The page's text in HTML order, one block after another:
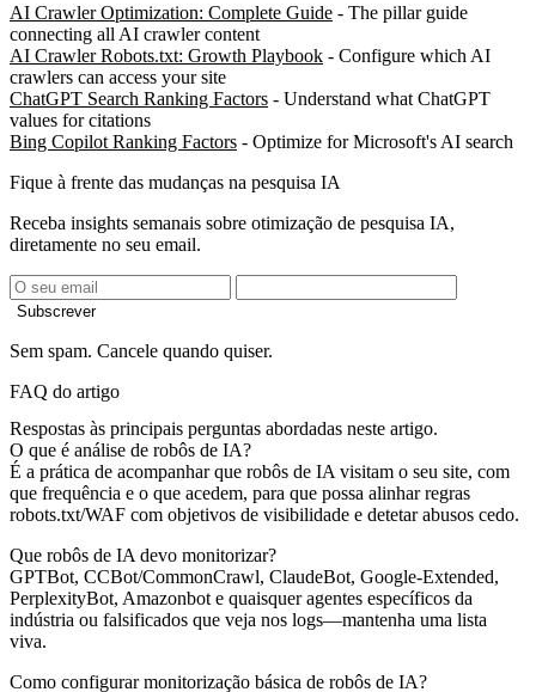
AI Crawler Optimization: Complete Guide - The pillar guide
connecting all AI crawler content
AI Crawler Robots.txt: Growth Playbook - Configure which AI
crawlers can access your site
ChatGPT Search Ranking Factors - Understand what ChatGPT
values for citations
Bing Copilot Ranking Factors - Optimize for Microsoft's AI search
Fique à frente das mudanças na pesquisa IA
Receba insights semanais sobre otimização de pesquisa IA,
diretamente no seu email.
Subscrever
Sem spam. Cancele quando quiser.
FAQ do artigo
Respostas às principais perguntas abordadas neste artigo.
O que é análise de robôs de IA?
É a prática de acompanhar que robôs de IA visitam o seu site, com
que frequência e o que acedem, para que possa alinhar regras
robots.txt/WAF com objetivos de visibilidade e detetar abusos cedo.
Que robôs de IA devo monitorizar?
GPTBot, CCBot/CommonCrawl, ClaudeBot, Google-Extended,
PerplexityBot, Amazonbot e quaisquer agentes específicos da
indústria ou falsificados que veja nos logs—mantenha uma lista
viva.
Como configurar monitorização básica de robôs de IA?